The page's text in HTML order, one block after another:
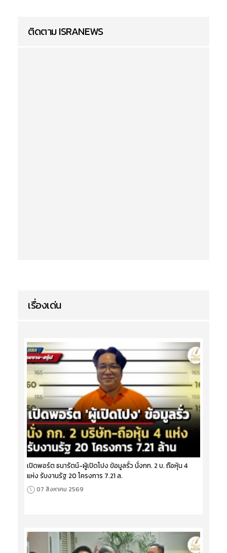
ติดตาม ISRANEWS
เรื่องเด่น
เปิดพอร์ต ธนารัตน์-ผู้เปิดโปง ข้อมูลรั่ว นั่งกก. 2 บ. ถือหุ้น 4
แห่ง รับงานรัฐ 20 โครงการ 7.21 ล.
07 สิงหาคม 2569